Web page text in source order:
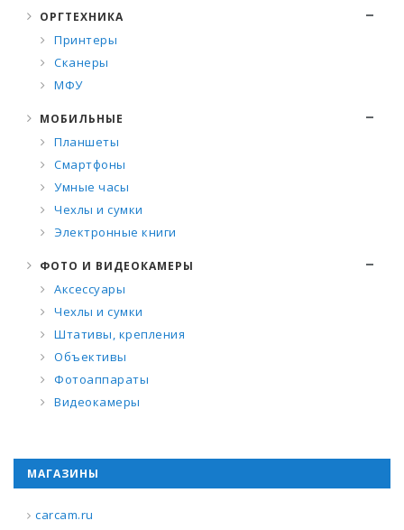
ОРГТЕХНИКА
Принтеры
Сканеры
МФУ
МОБИЛЬНЫЕ
Планшеты
Смартфоны
Умные часы
Чехлы и сумки
Электронные книги
ФОТО И ВИДЕОКАМЕРЫ
Аксессуары
Чехлы и сумки
Штативы, крепления
Объективы
Фотоаппараты
Видеокамеры
МАГАЗИНЫ
carcam.ru